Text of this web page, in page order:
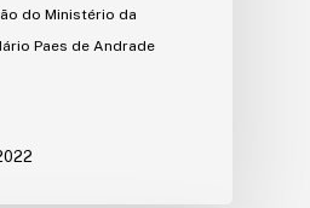
do Ministério da
Paes de Andrade